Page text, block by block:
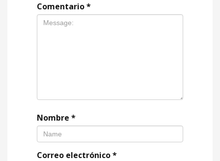
Comentario*
Nombre *
Correo electrónico*